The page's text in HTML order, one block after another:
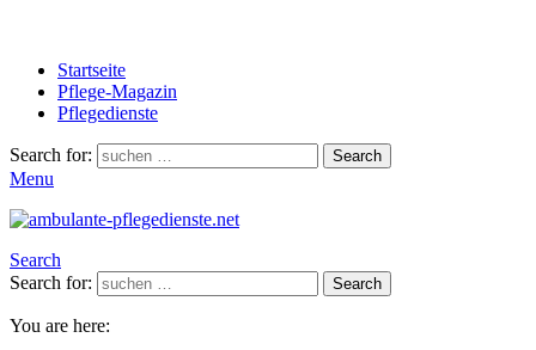
Startseite
Pflege-Magazin
Pflegedienste
Search for: Search
Menu
Search
Search for:
Search
You are here: